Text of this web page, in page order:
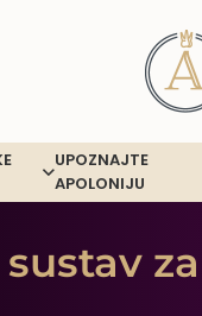
UPOZNAJTE
APOLONIJU
sustav